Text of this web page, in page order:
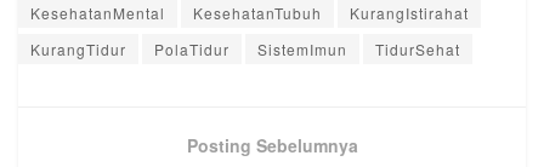
KesehatanMental
KesehatanTubuh
KurangIstirahat
KurangTidur
PolaTidur SistemImun TidurSehat
Posting Sebelumnya